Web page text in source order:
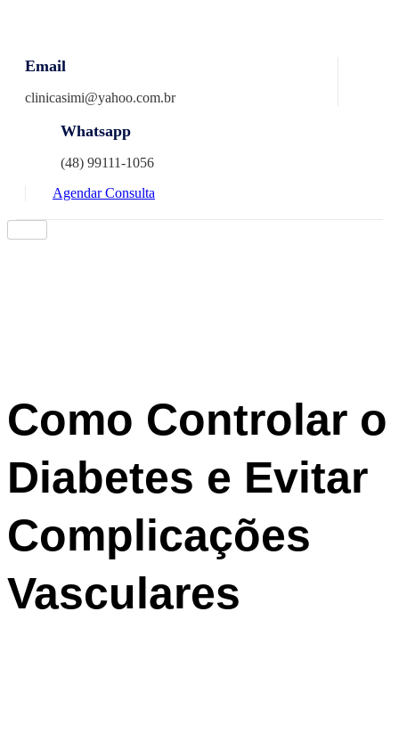
Email
clinicasimi@yahoo.com.br
Whatsapp
(48) 99111-1056
Agendar Consulta
Como Controlar o
Diabetes e Evitar
Complicações
Vasculares